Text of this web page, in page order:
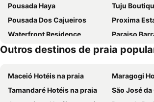
Pousada Haya
Tuju
Pousada Dos Cajueiros
Proxima
Waterfront Residence
Paraiso
Villa Ostello
Ipioca Beach Villlage.
Pousada Das Flores
Outros destinos de praia
Maceió Hotéis na praia
Maragogi
Tamandaré Hotéis na praia
São José da Coroa